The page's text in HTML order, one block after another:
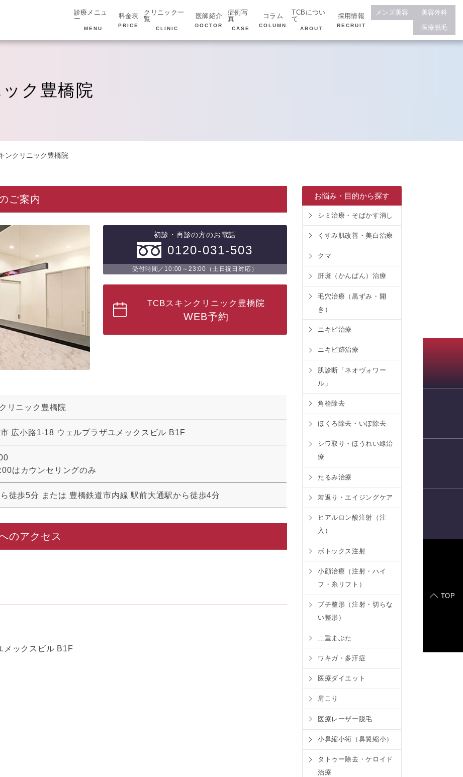
診療メニュ
ー
MENU
料金表
PRICE
クリニック一
覧
CLINIC
医師紹介
DOCTOR
症例写
真
CASE
コラム
COLUMN
TCBについ
て
ABOUT
採用情報
RECRUIT
メンズ美容
美容外科
医療脱毛
ク豊橋院
ンクリニック豊橋院
ご案内
初診・再診の方のお電話
0120-031-503
受付時間／10:00～23:00（土日祝日対応）
TCBスキンクリニック豊橋院
WEB予約
リニック豊橋院
広小路1-18 ウェルプラザユメックスビル B1F
はカウンセリングのみ
徒歩5分 または 豊橋鉄道市内線 駅前大通駅から徒歩4分
のアクセス
メックスビル B1F
お悩み・目的から探す
シミ治療・そばかす消し
くすみ肌改善・美白治療
クマ
肝斑（かんぱん）治療
毛穴治療（黒ずみ・開
き）
ニキビ治療
ニキビ跡治療
肌診断「ネオヴォワー
ル」
角栓除去
ほくろ除去・いぼ除去
シワ取り・ほうれい線治
療
たるみ治療
若返り・エイジングケア
ヒアルロン酸注射（注
入）
ボトックス注射
小顔治療（注射・ハイ
フ・糸リフト）
プチ整形（注射・切らな
い整形）
二重まぶた
ワキガ・多汗症
医療ダイエット
肩こり
医療レーザー脱毛
小鼻縮小術（鼻翼縮小）
タトゥー除去・ケロイド
治療
TOP